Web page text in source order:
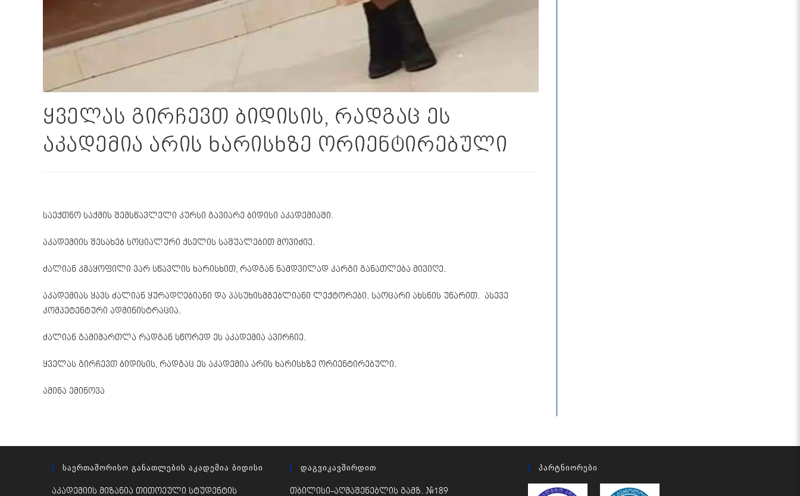
ყველას გირჩევთ ბიდისის, რადგაც ეს
აკადემია არის ხარისხზე ორიენტირებული
საექთნო საქმის შემსწავლელი კურსი გავიარე ბიდისი აკადემიაში.
აკადემიის შესახებ სოციალური ქსელის საშუალებით მოვიძიე.
ძალიან კმაყოფილი ვარ სწავლის ხარისხით, რადგან ნამდვილად კარგი განათლება მივიღე.
აკადემიას ყავს ძალიან ყურადღებიანი და პასუხისმგებლიანი ლექტორები. საოცარი ახსნის უნარით. ასევე
კომპეტენტური ადმინისტრაცია.
ძალიან გამიმართლა რადგან სწორედ ეს აკადემია ავირჩიე.
ყველას გირჩევთ ბიდისის, რადგაც ეს აკადემია არის ხარისხზე ორიენტირებული.
ამინა ემინოვა
Საერთაშორისო Განათლების Აკადემია Ბიდისი
აკადემიის მიზანია თითოეული სტუდენტის
Დაგვიკავშირდით
თბილისი-აღმაშენებლის გამზ. #189
Პარტნიორები